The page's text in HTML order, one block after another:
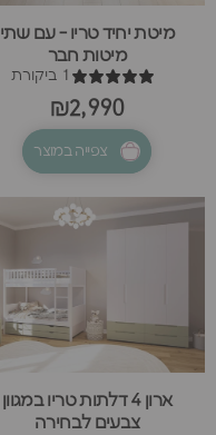
מיטת יחיד טריו - עם שתי
מיטות חבר
1 ביקורת
₪2,990
צפייה במוצר
ארון 4 דלתות טריו במגוון
צבעים לבחירה